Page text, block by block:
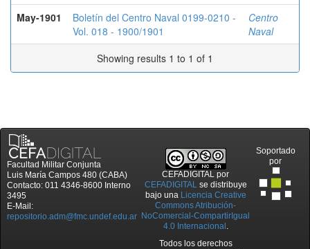
May-1901
Boletín del Centro Naval 0199-0210 -
Vol. 018 - 1900/1901
Centro
Naval
Showing results 1 to 1 of 1
Facultad Militar Conjunta
Luis María Campos 480 (CABA)
Contacto: 011 4346-8600 Interno
3495
E-Mail:
repositorio.adm@fmc.undef.edu.ar
CEFADIGITAL por
CEFADIGITALse distribuye
bajo una Licencia Creative
Commons Atribución-
NoComercial-CompartirIgual
4.0 Internacional .
Todos los derechos
Soportado
por